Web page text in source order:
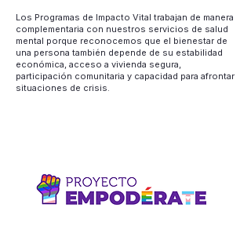
Los Programas de Impacto Vital trabajan de manera
complementaria con nuestros servicios de salud
mental porque reconocemos que el bienestar de
una persona también depende de su estabilidad
económica, acceso a vivienda segura,
participación comunitaria y capacidad para afrontar
situaciones de crisis.